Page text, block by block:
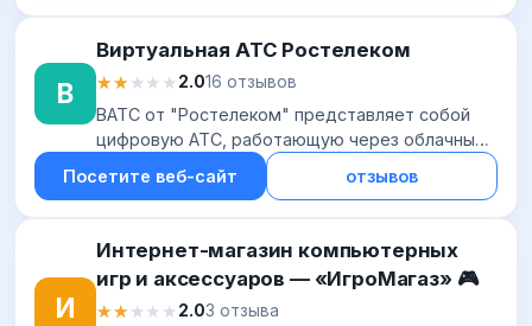
В
Виртуальная АТС Ростелеком
★★★★★
★★★★★2.016 отзывов
ВАТС от "Ростелеком" представляет собой
цифровую АТС, работающую через облачный
сервис. Телефония является виртуальной, не
привязывается к определенной локации.
Посетите веб-сайт отзывов
И
Интернет-магазин компьютерных
игр и аксессуаров — «ИгроМагаз» 🎮
★★★★★
★★★★★2.03 отзыва